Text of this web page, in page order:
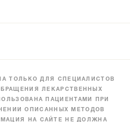
ТОЛЬКО ДЛЯ СПЕЦИАЛИСТОВ
ЛЕКАРСТВЕННЫХ
ПАЦИЕНТАМИ ПРИ
ОПИСАННЫХ МЕТОДОВ
НА САЙТЕ НЕ ДОЛЖНА